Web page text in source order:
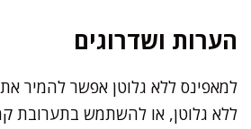
הערות ושדרוגים
למאפינס ללא גלוטן אפשר להמיר
ללא גלוטן, או להשתמש בתערובת